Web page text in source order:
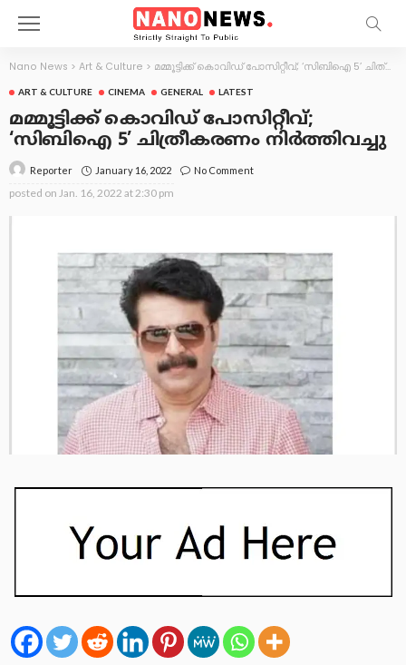
Nano News > Art & Culture > മമ്മൂട്ടിക്ക് കൊവിഡ് പോസിറ്റീവ്; ‘സിബിഐ 5’ ചിത്രീകരണം നിര്‍ത്തിവച്ചു
ART & CULTURE CINEMA GENERAL LATEST
മമ്മൂട്ടിക്ക് കൊവിഡ് പോസിറ്റീവ്;
‘സിബിഐ 5’ ചിത്രീകരണം നിര്‍ത്തിവച്ചു
Reporter January 16, 2022 No Comment
posted on Jan. 16, 2022 at 2:30 pm